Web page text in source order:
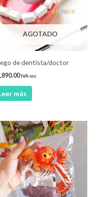
AGOTADO
de dentista/doctor
IVA inc
más